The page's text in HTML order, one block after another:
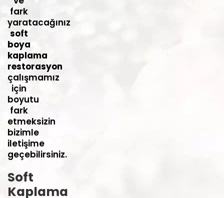
fark
yaratacağınız
soft
boya
kaplama
restorasyon
çalışmamız
için
boyutu
fark
etmeksizin
bizimle
iletişime
geçebilirsiniz.
Soft
Kaplama